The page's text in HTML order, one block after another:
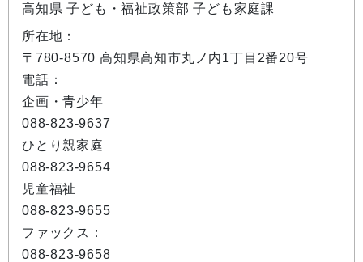
高知県 子ども・福祉政策部 子ども家庭課
所在地：
〒780-8570 高知県高知市丸ノ内1丁目2番20号
電話：
企画・青少年
088-823-9637
ひとり親家庭
088-823-9654
児童福祉
088-823-9655
ファックス：
088-823-9658